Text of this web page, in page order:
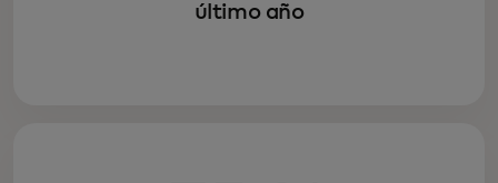
último año